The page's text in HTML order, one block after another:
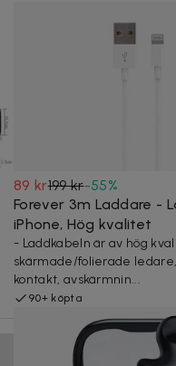
89 kr199 kr-55%
Forever 3m Laddare -
iPhone, Hög kvalitet
- Laddkabeln är av hög
skärmade/folierade
kontakt, avskärmnin...
90+ köpta